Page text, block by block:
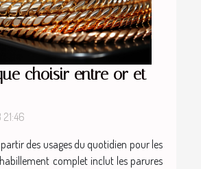
choisir entre or et
des usages du quotidien pour les
complet inclut les parures